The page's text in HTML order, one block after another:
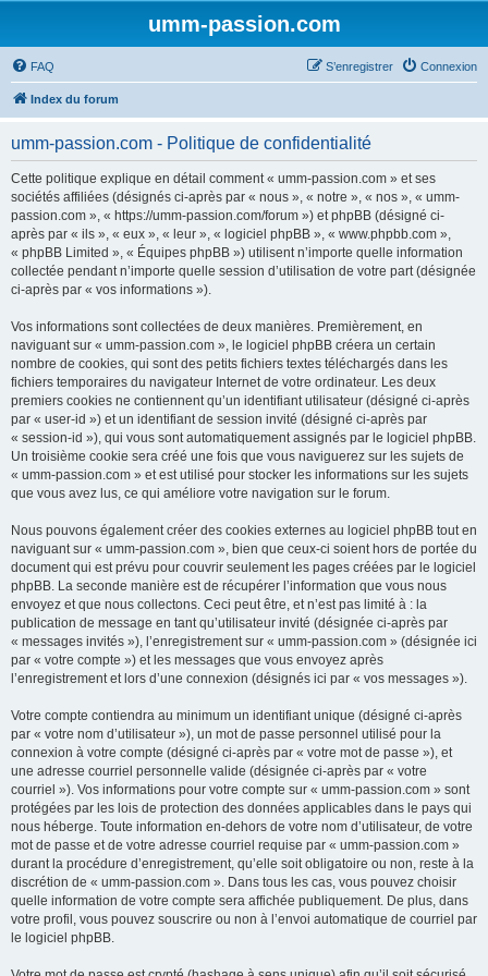
umm-passion.com
FAQ Connexion
S’enregistrer
Index du forum
umm-passion.com - Politique de confidentialité
Cette politique explique en détail comment « umm-passion.com » et ses
sociétés affiliées (désignés ci-après par « nous », « notre », « nos », « umm-
passion.com », « https://umm-passion.com/forum ») et phpBB (désigné ci-
après par « ils », « eux », « leur », « logiciel phpBB », « www.phpbb.com »,
« phpBB Limited », « Équipes phpBB ») utilisent n’importe quelle information
collectée pendant n’importe quelle session d’utilisation de votre part (désignée
ci-après par « vos informations »).
Vos informations sont collectées de deux manières. Premièrement, en
naviguant sur « umm-passion.com », le logiciel phpBB créera un certain
nombre de cookies, qui sont des petits fichiers textes téléchargés dans les
fichiers temporaires du navigateur Internet de votre ordinateur. Les deux
premiers cookies ne contiennent qu’un identifiant utilisateur (désigné ci-après
par « user-id ») et un identifiant de session invité (désigné ci-après par
« session-id »), qui vous sont automatiquement assignés par le logiciel phpBB.
Un troisième cookie sera créé une fois que vous naviguerez sur les sujets de
« umm-passion.com » et est utilisé pour stocker les informations sur les sujets
que vous avez lus, ce qui améliore votre navigation sur le forum.
Nous pouvons également créer des cookies externes au logiciel phpBB tout en
naviguant sur « umm-passion.com », bien que ceux-ci soient hors de portée du
document qui est prévu pour couvrir seulement les pages créées par le logiciel
phpBB. La seconde manière est de récupérer l’information que vous nous
envoyez et que nous collectons. Ceci peut être, et n’est pas limité à : la
publication de message en tant qu’utilisateur invité (désignée ci-après par
« messages invités »), l’enregistrement sur « umm-passion.com » (désignée ici
par « votre compte ») et les messages que vous envoyez après
l’enregistrement et lors d’une connexion (désignés ici par « vos messages »).
Votre compte contiendra au minimum un identifiant unique (désigné ci-après
par « votre nom d’utilisateur »), un mot de passe personnel utilisé pour la
connexion à votre compte (désigné ci-après par « votre mot de passe »), et
une adresse courriel personnelle valide (désignée ci-après par « votre
courriel »). Vos informations pour votre compte sur « umm-passion.com » sont
protégées par les lois de protection des données applicables dans le pays qui
nous héberge. Toute information en-dehors de votre nom d’utilisateur, de votre
mot de passe et de votre adresse courriel requise par « umm-passion.com »
durant la procédure d’enregistrement, qu’elle soit obligatoire ou non, reste à la
discrétion de « umm-passion.com ». Dans tous les cas, vous pouvez choisir
quelle information de votre compte sera affichée publiquement. De plus, dans
votre profil, vous pouvez souscrire ou non à l’envoi automatique de courriel par
le logiciel phpBB.